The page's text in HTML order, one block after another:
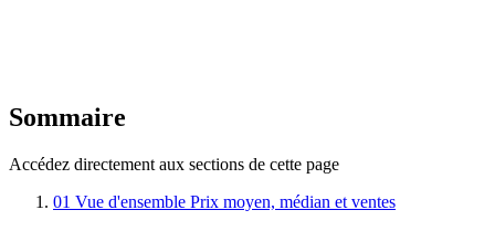
Sommaire
Accédez directement aux sections de cette page
01 Vue d'ensemble Prix moyen, médian et ventes